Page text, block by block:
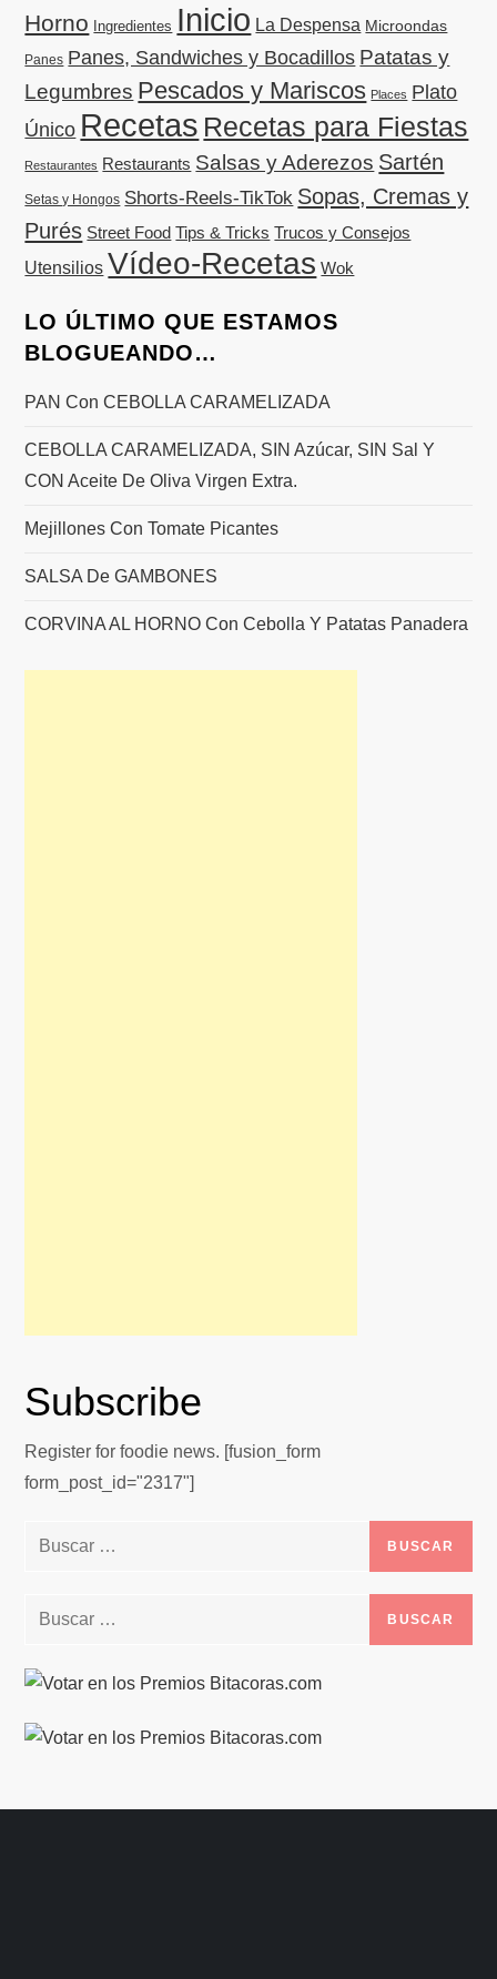
Horno Ingredientes Inicio La Despensa Microondas
Panes Panes, Sandwiches y Bocadillos Patatas y
Legumbres Pescados y Mariscos Places Plato
Único Recetas Recetas para Fiestas
Restaurantes Restaurants Salsas y Aderezos Sartén
Setas y Hongos Shorts-Reels-TikTok Sopas, Cremas y
Purés Street Food Tips & Tricks Trucos y Consejos
Utensilios Vídeo-Recetas Wok
LO ÚLTIMO QUE ESTAMOS
BLOGUEANDO…
PAN Con CEBOLLA CARAMELIZADA
CEBOLLA CARAMELIZADA, SIN Azúcar, SIN Sal Y
CON Aceite De Oliva Virgen Extra.
Mejillones Con Tomate Picantes
SALSA De GAMBONES
CORVINA AL HORNO Con Cebolla Y Patatas Panadera
Subscribe
Register for foodie news. [fusion_form
form_post_id="2317"]
Buscar:
Buscar: